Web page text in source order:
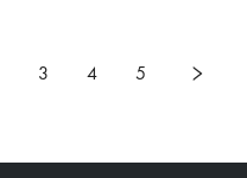
3 4 5